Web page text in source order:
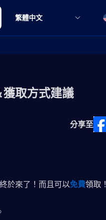
繁體中文
獲取方式建議
分享至
於來了！而且可以免費領取！